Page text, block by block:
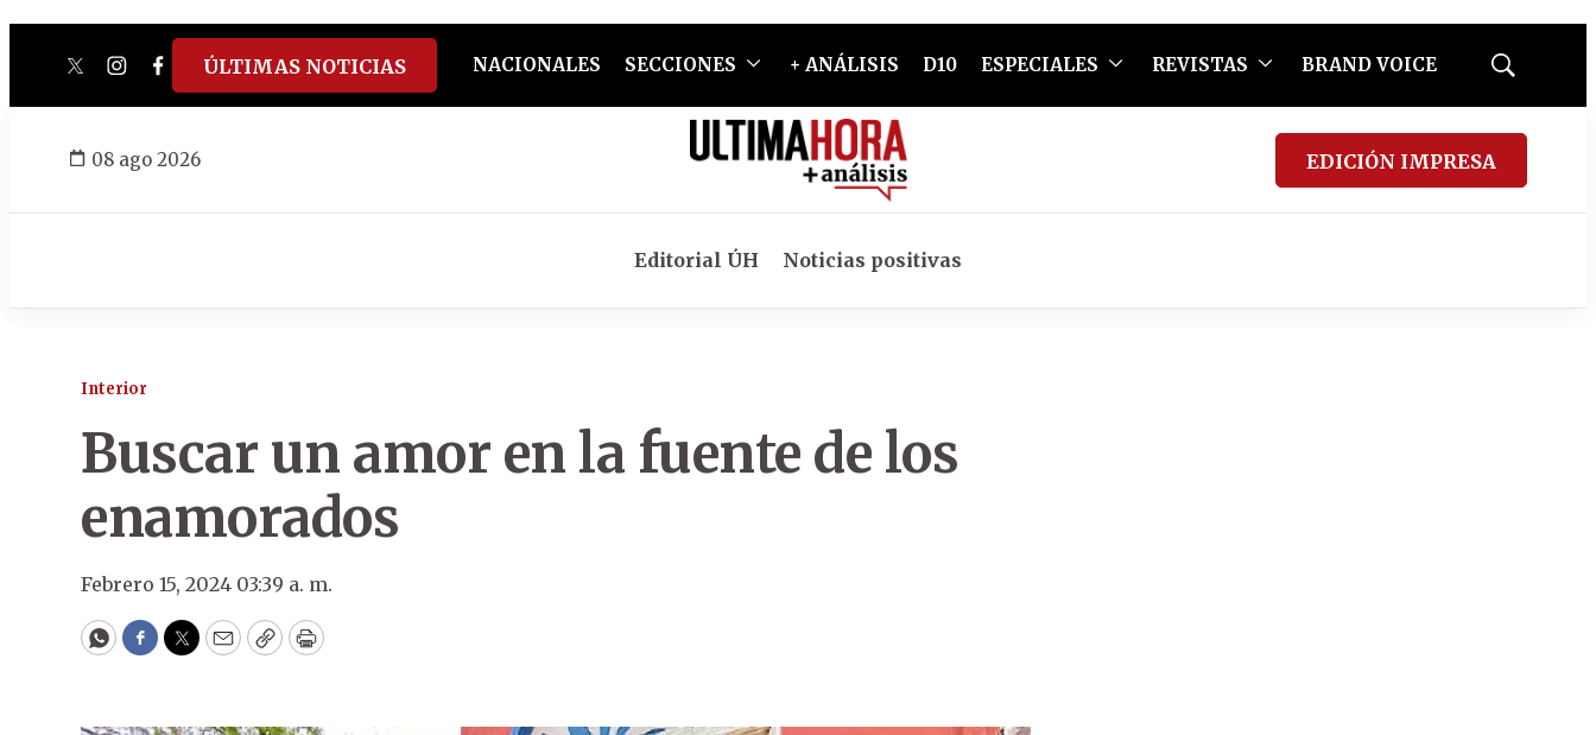
twitterinstagram
facebook
tiktokyoutube
spotify
ÚLTIMAS NOTICIAS NACIONALES SECCIONES + ANÁLISIS D10 ESPECIALES REVISTAS BRAND VOICE
Mostrar
08 ago 2026 EDICIÓN IMPRESA
Editorial ÚH Noticias positivas
Interior
Buscar un amor en la fuente de los
enamorados
Febrero 15, 2024 03:39 a. m.
WhatsApp
Facebook
Twitter
EmailCopyPrint